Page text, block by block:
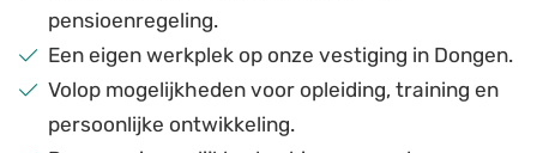
pensioenregeling.
Een eigen werkplek op onze vestiging in Dongen.
Volop mogelijkheden voor opleiding, training en
persoonlijke ontwikkeling.